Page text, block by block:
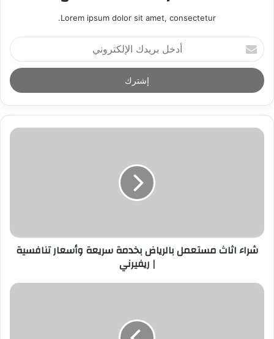
Lorem ipsum dolor sit amet, consectetur.
أ
د
خ
ل
ر
د
ر
شراء اثاث مستعمل بالرياض بخدمة سريعة وأسعار تنافسية
| ريفيرني